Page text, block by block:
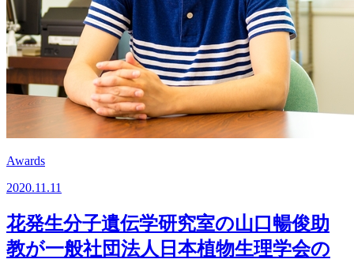
Awards
2020.11.11
花発生分子遺伝学研究室の山口暢俊助
教が一般社団法人日本植物生理学会の